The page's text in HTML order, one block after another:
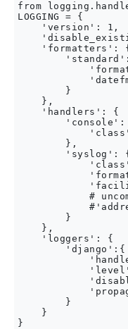
from
LOGGING = {
    'version': 1,
    'formatters': {
        }
    },
    'handlers': {
'console':
        },
        'syslog': {
#
        }
    },
    'loggers': {
        'django':{
        }
    }
}